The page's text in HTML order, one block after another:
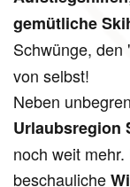
gemütliche
Schwünge, den
von selbst!
Neben
Urlaubsregion
noch weit
beschauliche